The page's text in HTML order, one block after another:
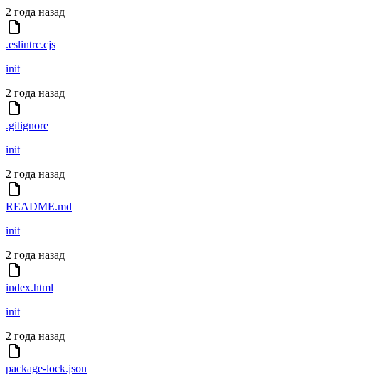
2 года назад
.eslintrc.cjs
init
2 года назад
.gitignore
init
2 года назад
README.md
init
2 года назад
index.html
init
2 года назад
package-lock.json